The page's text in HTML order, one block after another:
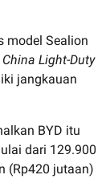
model Sealion
China Light-Duty
jangkauan
BYD itu
dari 129.900
(Rp420 jutaan)